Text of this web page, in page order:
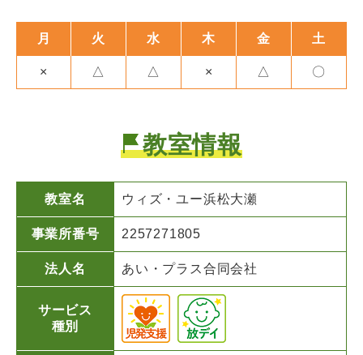
月 火 水 木 金 土
× △ △ × △ 〇
教室情報
教室名 ウィズ・ユー浜松大瀬
事業所番号 2257271805
法人名 あい・プラス合同会社
サービス
種別